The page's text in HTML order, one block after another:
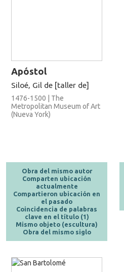
Apóstol
Siloé, Gil de [taller de]
1476-1500 | The
Metropolitan Museum of Art
(Nueva York)
Obra del mismo autor
Comparten ubicación
actualmente
Compartieron ubicación en
el pasado
Coincidencia de palabras
clave en el título (1)
Mismo objeto (escultura)
Obra del mismo siglo